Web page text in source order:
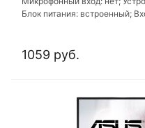
Блок питания: встроенный;
1059 руб.